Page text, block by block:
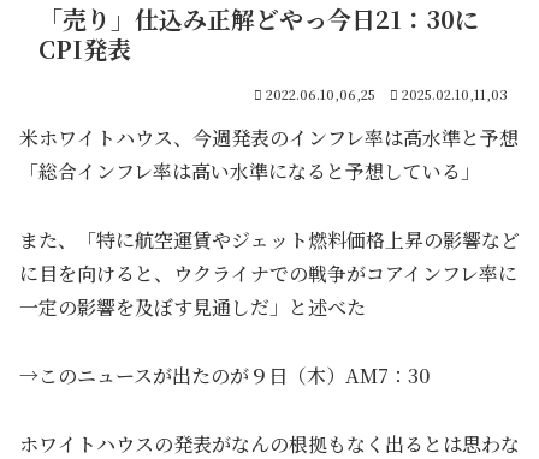
「売り」仕込み正解どやっ今日21：30に
CPI発表
2022.06.10,06,25 2025.02.10,11,03
米ホワイトハウス、今週発表のインフレ率は高水準と予想
「総合インフレ率は高い水準になると予想している」
また、「特に航空運賃やジェット燃料価格上昇の影響など
に目を向けると、ウクライナでの戦争がコアインフレ率に
一定の影響を及ぼす見通しだ」と述べた
→このニュースが出たのが９日（木）AM7：30
ホワイトハウスの発表がなんの根拠もなく出るとは思わな